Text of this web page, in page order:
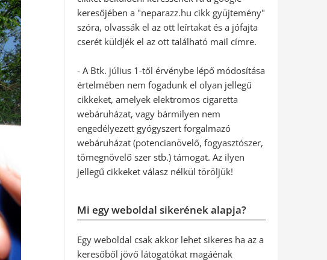
keresőjében a "neparazz.hu cikk gyüjtemény"
szóra, olvassák el az ott leírtakat és a jófajta
cserét küldjék el az ott található mail címre.
- A Btk. július 1-től érvénybe lépő módosítása
értelmében nem fogadunk el olyan jellegű
cikkeket, amelyek elektromos cigaretta
webáruházat, vagy bármilyen nem
engedélyezett gyógyszert forgalmazó
webáruházat (potencianövelő, fogyasztószer,
tömegnövelő szer stb.) támogat. Az ilyen
jellegű cikkeket válasz nélkül töröljük!
Mi egy weboldal sikerének alapja?
Egy weboldal csak akkor lehet sikeres ha az a
keresőből jövő látogatókat magáénak